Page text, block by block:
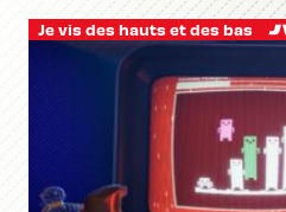
Je vis des hauts et des bas